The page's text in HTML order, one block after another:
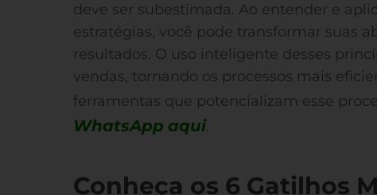
deve ser subestimada. Ao entender e
estratégias, você pode transformar suas
resultados. O uso inteligente desses
vendas, tornando os processos mais
ferramentas que potencializam esse
WhatsApp aqui.
Conheça os 6 Gatilhos